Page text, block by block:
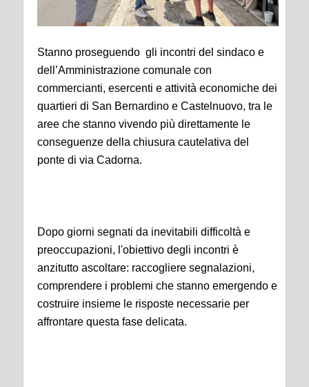
Stanno proseguendo gli incontri del sindaco e
dell’Amministrazione comunale con
commercianti, esercenti e attività economiche dei
quartieri di San Bernardino e Castelnuovo, tra le
aree che stanno vivendo più direttamente le
conseguenze della chiusura cautelativa del
ponte di via Cadorna.
Dopo giorni segnati da inevitabili difficoltà e
preoccupazioni, l'obiettivo degli incontri è
anzitutto ascoltare: raccogliere segnalazioni,
comprendere i problemi che stanno emergendo e
costruire insieme le risposte necessarie per
affrontare questa fase delicata.